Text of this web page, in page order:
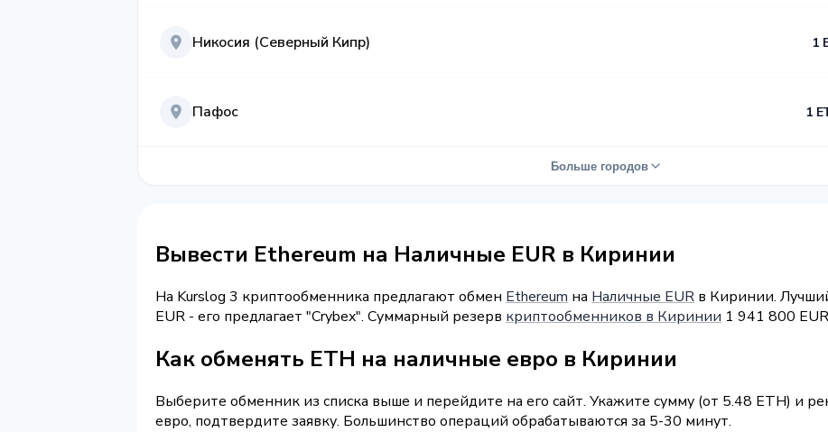
Никосия (Северный Кипр) 1
Пафос 1
Больше городов
Вывести Ethereum на Наличные EUR в Киринии
На Kurslog 3 криптообменника предлагают обмен Ethereum на Наличные EUR в Киринии.
EUR - его предлагает "Crybex". Суммарный резерв криптообменников в Киринии 1 941 800
Как обменять ETH на наличные евро в Киринии
Выберите обменник из списка выше и перейдите на его сайт. Укажите сумму (от 5.48 ETH) и
евро, подтвердите заявку. Большинство операций обрабатываются за 5-30 минут.